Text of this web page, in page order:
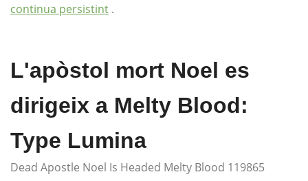
continua persistint .
L'apòstol mort Noel es
dirigeix ​​a Melty Blood:
Type Lumina
Dead Apostle Noel Is Headed Melty Blood 119865